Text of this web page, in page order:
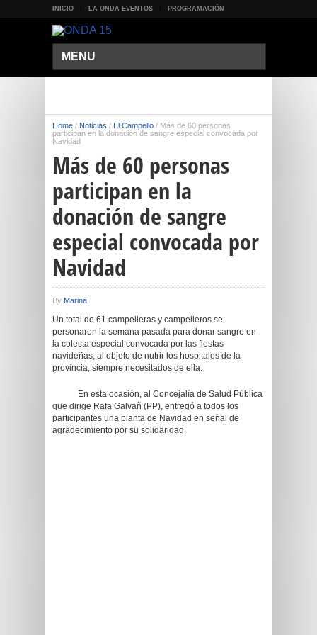
INICIO LA ONDA EVENTOS PROGRAMACIÓN
MENU
Home / Noticias / El Campello / Más de 60 personas
participan en la donación de sangre especial convocada por
Navidad
Más de 60 personas
participan en la
donación de sangre
especial convocada por
Navidad
By Marina
Un total de 61 campelleras y campelleros se
personaron la semana pasada para donar sangre en
la colecta especial convocada por las fiestas
navideñas, al objeto de nutrir los hospitales de la
provincia, siempre necesitados de ella.
En esta ocasión, al Concejalía de Salud Pública
que dirige Rafa Galvañ (PP), entregó a todos los
participantes una planta de Navidad en señal de
agradecimiento por su solidaridad.